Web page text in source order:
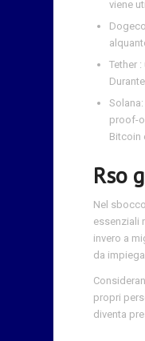
viene
Tether
proof-
Bitcoin
Rso
Nel
essenziali
invero a
da
propri
diventa